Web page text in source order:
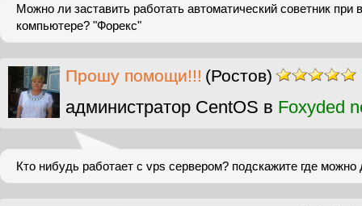
Можно ли заставить работать автоматический советник
компьютере? "Форекс"
Прошу помощи!!! (Ростов)
администратор CentOS в Foxyded
Кто нибудь работает с vps сервером? подскажите где можно